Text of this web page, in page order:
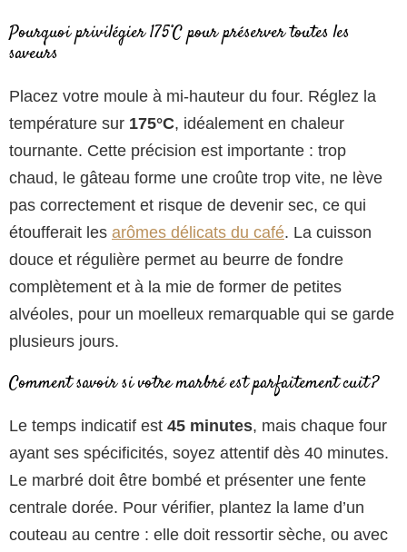
Pourquoi privilégier 175°C pour préserver toutes les
saveurs
Placez votre moule à mi-hauteur du four. Réglez la
température sur 175°C, idéalement en chaleur
tournante. Cette précision est importante : trop
chaud, le gâteau forme une croûte trop vite, ne lève
pas correctement et risque de devenir sec, ce qui
étoufferait les arômes délicats du café. La cuisson
douce et régulière permet au beurre de fondre
complètement et à la mie de former de petites
alvéoles, pour un moelleux remarquable qui se garde
plusieurs jours.
Comment savoir si votre marbré est parfaitement cuit ?
Le temps indicatif est 45 minutes, mais chaque four
ayant ses spécificités, soyez attentif dès 40 minutes.
Le marbré doit être bombé et présenter une fente
centrale dorée. Pour vérifier, plantez la lame d’un
couteau au centre : elle doit ressortir sèche, ou avec